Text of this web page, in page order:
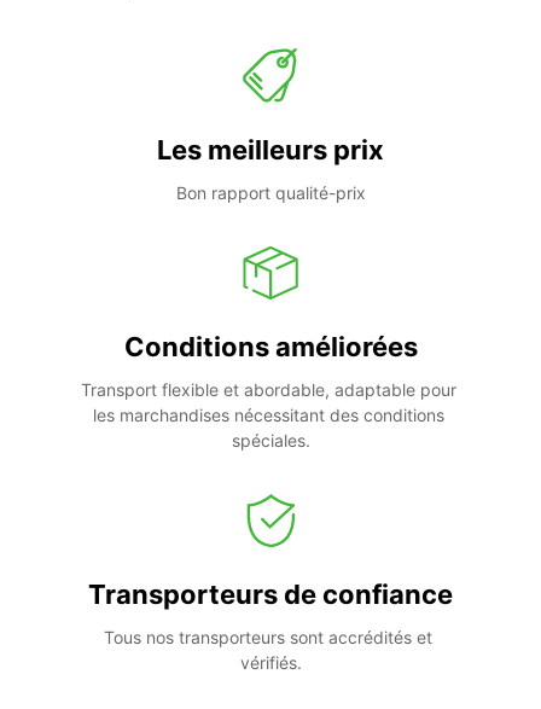
Les meilleurs prix
Bon rapport qualité-prix
Conditions améliorées
Transport flexible et abordable, adaptable pour
les marchandises nécessitant des conditions
spéciales.
Transporteurs de confiance
Tous nos transporteurs sont accrédités et
vérifiés.